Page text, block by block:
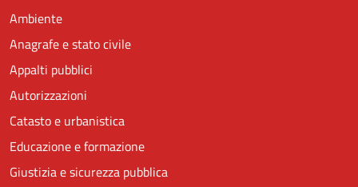
Ambiente
Anagrafe e stato civile
Appalti pubblici
Autorizzazioni
Catasto e urbanistica
Educazione e formazione
Giustizia e sicurezza pubblica